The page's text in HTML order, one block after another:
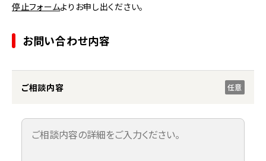
停止フォームよりお申し出ください。
お問い合わせ内容
ご相談内容 任意